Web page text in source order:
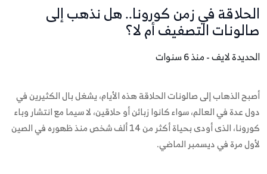
الحلاقة في زمن كورونا.. هل نذهب إلى
صالونات التصفيف أم لا؟
الحديدة لايف - منذ 6 سنوات
أصبح الذهاب إلى صالونات الحلاقة هذه الأيام، يشغل بال الكثيرين في
دول عدة في العالم، سواء كانوا زبائن أو حلاقين، لا سيما مع انتشار وباء
كورونا، الذى أودى بحياة أكثر من 14 ألف شخص منذ ظهوره في الصين
لأول مرة في ديسمبر الماضي.